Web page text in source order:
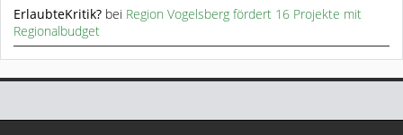
ErlaubteKritik? bei Region Vogelsberg fördert 16 Projekte mit
Regionalbudget